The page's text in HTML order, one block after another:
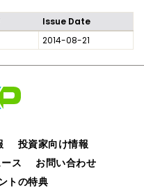
Issue Date
2014-08-21
投資家向け情報
ス
お問い合わせ
トの特典